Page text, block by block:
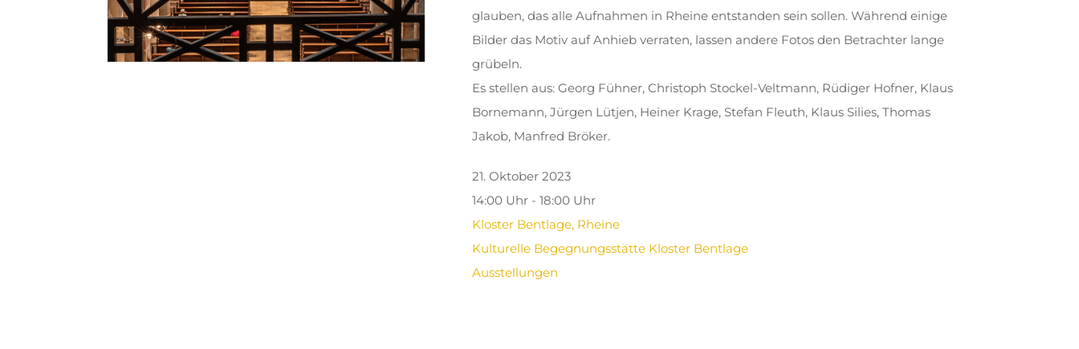
glauben, das alle Aufnahmen in Rheine entstanden sein sollen. Während einige
Bilder das Motiv auf Anhieb verraten, lassen andere Fotos den Betrachter lange
grübeln.
Es stellen aus: Georg Fühner, Christoph Stockel-Veltmann, Rüdiger Hofner, Klaus
Bornemann, Jürgen Lütjen, Heiner Krage, Stefan Fleuth, Klaus Silies, Thomas
Jakob, Manfred Bröker.
21. Oktober 2023
14:00 Uhr - 18:00 Uhr
Kloster Bentlage, Rheine
Kulturelle Begegnungsstätte Kloster Bentlage
Ausstellungen